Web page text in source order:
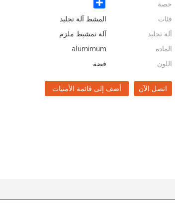
حصة
فئات
المشط آلة تجليد
آلة تجليد
آلة تمشيط ملزم
المادة
alumimum
اللون
فضة
اتصل الآن أضف إلى قائمة الأمنيات